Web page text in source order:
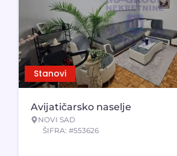
Stanovi
Avijatičarsko naselje
NOVI SAD
ŠIFRA: #553626